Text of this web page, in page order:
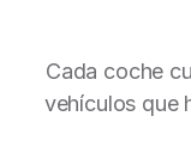
Cada coche
vehículos que